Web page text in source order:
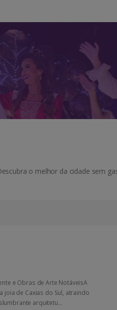
o melhor da cidade sem
e Obras de Arte NotáveisA
joia de Caxias do Sul, atraindo
arquitetu...